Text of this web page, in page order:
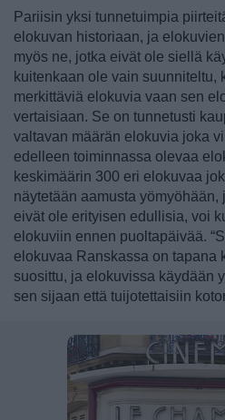
Pariisin yksi tunnetuimpia
elokuvan historiaan, ja
myös ne, jotka eivät ole siellä
kuitenkaan ole vain suunniteltu,
merkittäviä elokuvia vaan sen
vertaisiaan. Se on tunnetusti
valtavan määrän elokuvia joka
edelleen toiminnassa olevaa
keskimäärin 300 eri elokuvaa
näytetään aamusta
eivät ole erityisen edullisia, voi
elokuviin ennen puoltapäivää.
elokuvaa Ranskassa on tapana
suosittu, ja elokuvissa käydään
sen sijaan että tuijotettaisiin